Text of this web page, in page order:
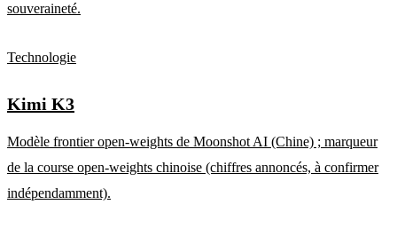
souveraineté.
Technologie
Kimi K3
Modèle frontier open-weights de Moonshot AI (Chine) ; marqueur
de la course open-weights chinoise (chiffres annoncés, à confirmer
indépendamment).